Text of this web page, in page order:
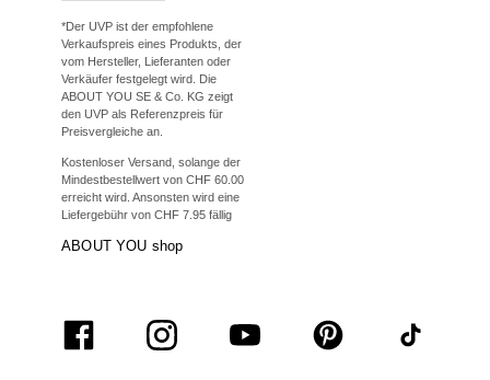
*Der UVP ist der empfohlene
Verkaufspreis eines Produkts, der
vom Hersteller, Lieferanten oder
Verkäufer festgelegt wird. Die
ABOUT YOU SE & Co. KG zeigt
den UVP als Referenzpreis für
Preisvergleiche an.
Kostenloser Versand, solange der
Mindestbestellwert von CHF 60.00
erreicht wird. Ansonsten wird eine
Liefergebühr von CHF 7.95 fällig
ABOUT YOU shop